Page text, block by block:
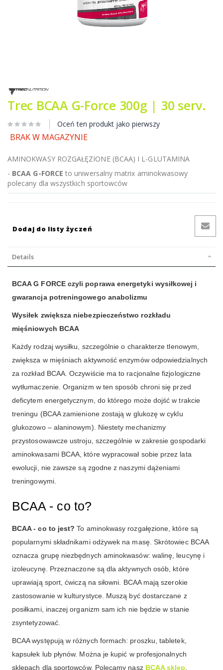
na
początek
galerii
Trec BCAA G-Force 300g | 30 serv.
Oceń ten produkt jako pierwszy
BRAK W MAGAZYNIE
AMINOKWASY ROZGAŁĘZIONE (BCAA) I L-GLUTAMINA
- BCAA G-FORCE to uniwersalny matrix aminokwasowy
polecany dla wszystkich sportowców
Dodaj do listy życzeń
Details
BCAA G FORCE czyli poprawa energetyki wysiłkowej i
gwarancja potreningowego anabolizmu
Wysiłek zwiększa niebezpieczeństwo rozkładu
mięśniowych BCAA
Każdy rodzaj wysiłku, szczególnie o charakterze tlenowym,
zwiększa w mięśniach aktywność enzymów odpowiedzialnych
za rozkład BCAA. Oczywiście ma to racjonalne fizjologiczne
wytłumaczenie. Organizm w ten sposób chroni się przed
deficytem energetycznym, do którego może dojść w trakcie
treningu (BCAA zamienione zostają w glukozę w cyklu
glukozowo – alaninowym). Niestety mechanizmy
przystosowawcze ustroju, szczególnie w zakresie gospodarki
aminokwasami BCAA, które wypracował sobie przez lata
ewolucji, nie zawsze są zgodne z naszymi dążeniami
treningowymi.
BCAA - co to?
BCAA - co to jest? To aminokwasy rozgałęzione, które są
popularnymi składnikami odżywek na masę. Skrótowiec BCAA
oznacza grupę niezbędnych aminokwasów: walinę, leucynę i
izoleucynę. Przeznaczone są dla aktywnych osób, które
uprawiają sport, ćwiczą na siłowni. BCAA mają szerokie
zastosowanie w kulturystyce. Muszą być dostarczane z
posiłkami, inaczej organizm sam ich nie będzie w stanie
zsyntetyzować.
BCAA występują w różnych formach: proszku, tabletek,
kapsułek lub płynów. Można je kupić w profesjonalnych
sklepach dla sportowców. Polecamy nasz BCAA sklep